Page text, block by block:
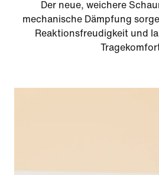
Der neue, weichere
mechanische Dämpfung
Reaktionsfreudigkeit und